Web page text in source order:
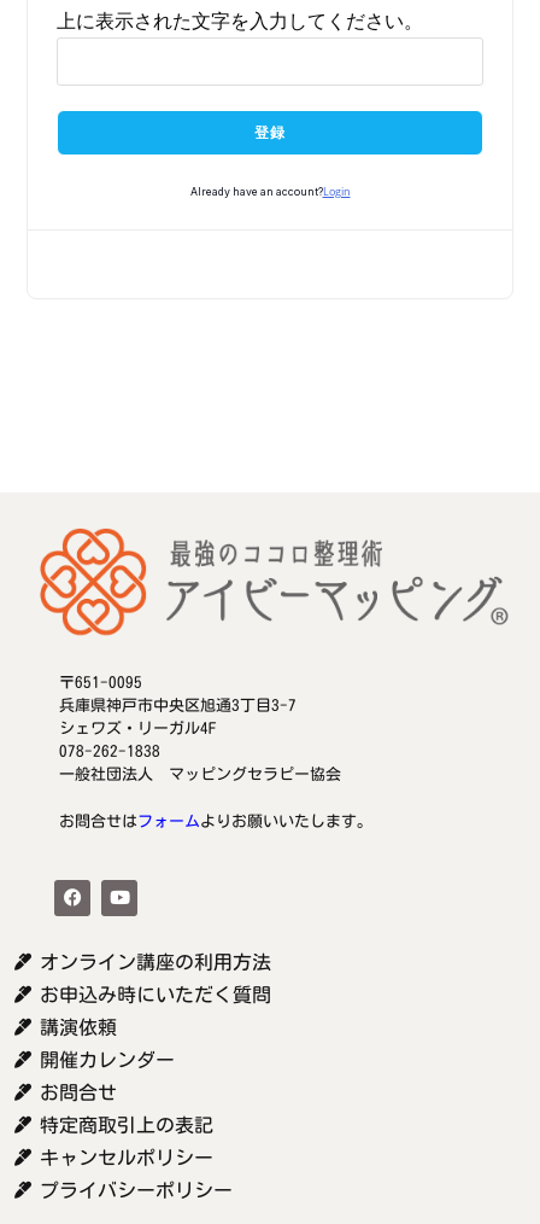
上に表示された文字を入力してください。
登録
Already have an account?Login
〒651-0095
兵庫県神戸市中央区旭通3丁目3-7
シェワズ・リーガル4F
078-262-1838
一般社団法人 マッピングセラピー協会
お問合せはフォーム よりお願いいたします。
オンライン講座の利用方法
お申込み時にいただく質問
講演依頼
開催カレンダー
お問合せ
特定商取引上の表記
キャンセルポリシー
プライバシーポリシー